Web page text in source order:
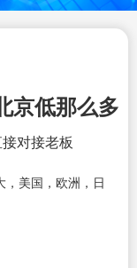
京低那么多
对接老板
美国，欧洲，日